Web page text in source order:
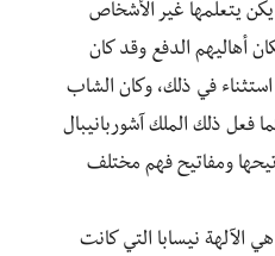
يكن يتعلّمها غير الأشخاص
أهاليهم الدفع وقد كان
في ذلك، وكان الشاب
فعل ذلك الملك آشوربانيبال
ومفاتيح فهم مختلف
الآلهة نيسابا التي كانت